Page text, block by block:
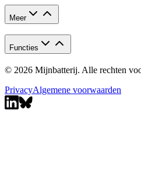
Meer
Functies
© 2026 Mijnbatterij. Alle rechten
PrivacyAlgemene voorwaarden